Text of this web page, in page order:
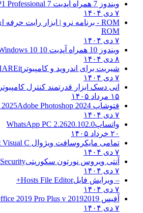
ویندوز 7 همراه آپدیت 7 SP1
Professional
۷ دی ۱۴۰۴
ROM - برنامه نرو | ابزار رایت حرفه ای و
ROM
۷ دی ۱۴۰۴
ویندوز 10 همراه آپدیت 10 22H2
10
۸ دی ۱۴۰۴
شیریت برای اندروید و کامپیوتر
۷ دی ۱۴۰۴
انی دسک ابزار قدرتمند کنترل
۱۵ مرداد ۱۴۰۵
فتوشاپ CC 2025 Adobe Photoshop 2024
۷ دی ۱۴۰۴
واتساپWhatsApp PC 2.2620.102.0
۲۰ خرداد ۱۴۰۵
تمامی مایکروسافت ویژوال C C++
۷ دی ۱۴۰۴
آنتی ویروس نورتون سکوریتی
۷ دی ۱۴۰۴
– ویرایش فایلHosts File Editor+
۷ دی ۱۴۰۴
آفیس 2019 2019 Microsoft Office 2019 Pro Plus v
۷ دی ۱۴۰۴